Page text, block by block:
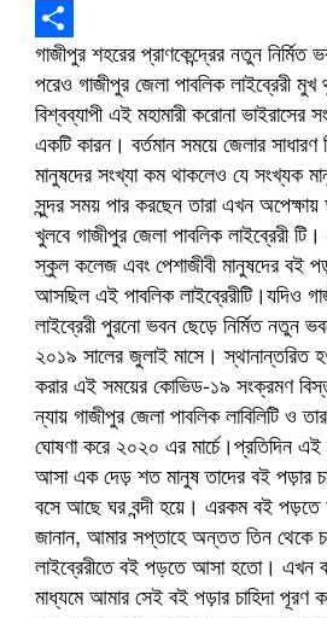
Viber
Share
গাজীপুর শহরের প্রাণকেন্দ্রের নতুন নির্মিত
পরেও গাজীপুর জেলা পাবলিক লাইব্রেরী
বিশ্বব্যাপী এই মহামারী করোনা
একটি কারন। বর্তমান সময়ে জেলার সাধারণ
মানুষদের সংখ্যা কম থাকলেও যে সংখ্যক
সুন্দর সময় পার করছেন তারা এখন
খুলবে গাজীপুর জেলা পাবলিক লাইব্রেরী
স্কুল কলেজ এবং পেশাজীবী মানুষদের বই
আসছিল এই পাবলিক লাইব্রেরীটি।যদিও
লাইব্রেরী পুরনো ভবন ছেড়ে নির্মিত নতুন
২০১৯ সালের জুলাই মাসে। স্থানান্তরিত
করার এই সময়ের কোভিড-১৯ সংক্রমণ
ন্যায় গাজীপুর জেলা পাবলিক লাবিলিটি ও
ঘোষণা করে ২০২০ এর মার্চে।প্রতিদিন
আসা এক দেড় শত মানুষ তাদের বই পড়ার
বসে আছে ঘর বন্দী হয়ে। এরকম বই
জানান, আমার সপ্তাহে অন্তত তিন থেকে
লাইব্রেরীতে বই পড়তে আসা হতো। এখন
মাধ্যমে আমার সেই বই পড়ার চাহিদা পূরণ